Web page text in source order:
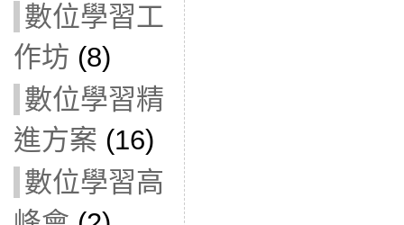
數位學習工
作坊 (8)
數位學習精
進方案 (16)
數位學習高